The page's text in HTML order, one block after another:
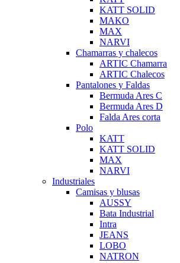
KATT SOLID
MAKO
MAX
NARVI
Chamarras y chalecos
ARTIC Chamarra
ARTIC Chalecos
Pantalones y Faldas
Bermuda Ares C
Bermuda Ares D
Falda Ares corta
Polo
KATT
KATT SOLID
MAX
NARVI
Industriales
Camisas y blusas
AUSSY
Bata Industrial
Intra
JEANS
LOBO
NATRON